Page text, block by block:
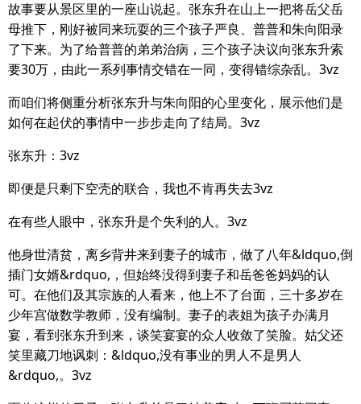
故事要从景区里的一座山说起。张东升在山上一把将岳父岳
母推下，刚好被同来玩耍的三个孩子严良、普普和朱向阳录
了下来。为了给普普的弟弟治病，三个孩子决议向张东升索
要30万，由此一系列事情交错在一同，变得错综杂乱。3vz
而咱们将侧重分析张东升与朱向阳的心里变化，展示他们是
如何在起伏的事情中一步步走向了结局。3vz
张东升：3vz
即便是只剩下空壳的联合，我也不肯再失去3vz
在有些人眼中，张东升是个失利的人。3vz
他身世清贫，离乡背井来到妻子的城市，做了八年&ldquo,倒
插门女婿&rdquo,，但始终没得到妻子和岳爸爸妈妈的认
可。在他们及其宗族的人看来，他上不了台面，三十多岁在
少年宫做数学教师，没有编制。妻子的表姐为孩子办满月
宴，看到张东升到来，谈笑宴宴的众人收敛了笑脸。姑父还
笑里藏刀地讽刺：&ldquo,没有事业的男人不是男人
&rdquo,。3vz